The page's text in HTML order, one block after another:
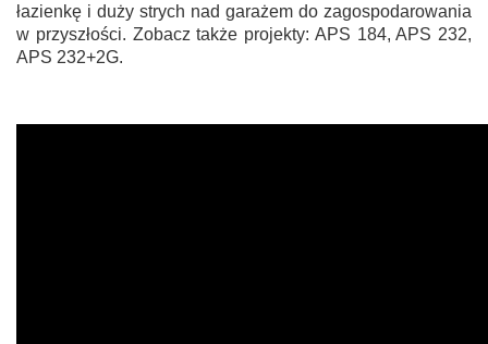
łazienkę i duży strych nad garażem do zagospodarowania
w przyszłości. Zobacz także projekty: APS 184, APS 232,
APS 232+2G.